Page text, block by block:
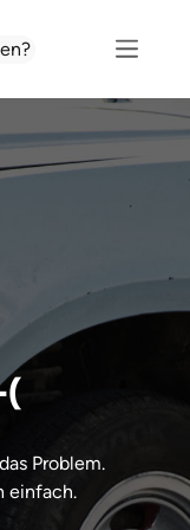
(
Problem.
einfach.